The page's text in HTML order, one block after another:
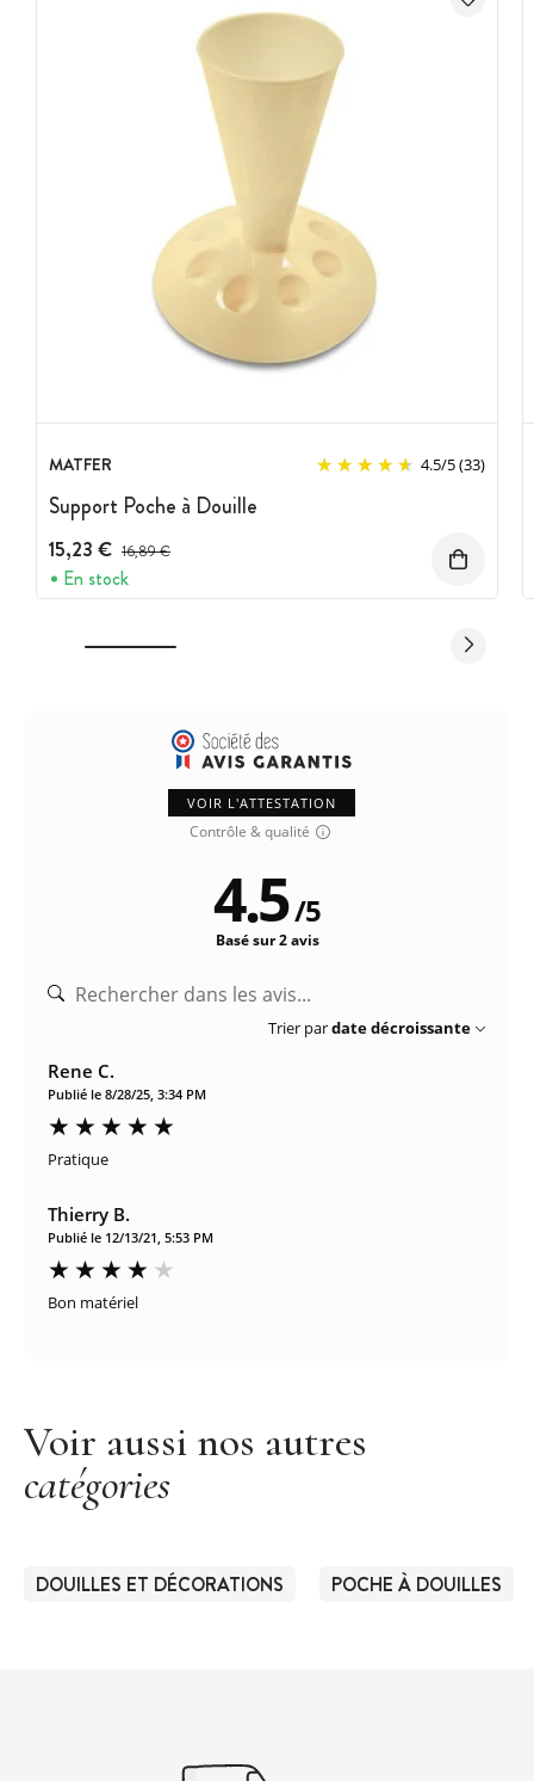
MATFER 4.5/5(33)
Support Poche à Douille
15,23 € Prix avant réduction :
16,89 €
En stock
VOIR L'ATTESTATION
Contrôle & qualité
4.5/5
Basé sur 2 avis
Trier pardate décroissante
Rene C.
Publié le 8/28/25, 3:34 PM
Pratique
Thierry B.
Publié le 12/13/21, 5:53 PM
Bon matériel
Voir aussi nos autres
catégories
DOUILLES ET DÉCORATIONS POCHE À DOUILLES